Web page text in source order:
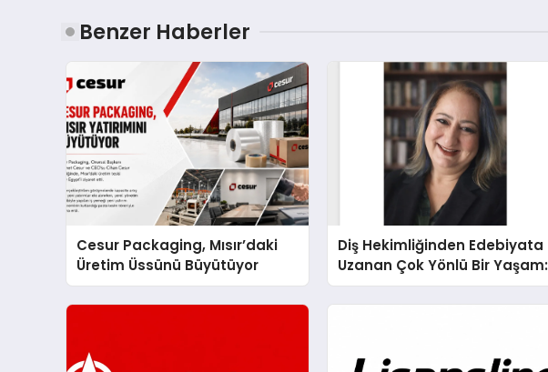
Benzer Haberler
Cesur Packaging, Mısır’daki
Üretim Üssünü Büyütüyor
Diş Hekimliğinden Edebiyata
Uzanan Çok Yönlü Bir Yaşam:
Yeşim Şahin Yaman